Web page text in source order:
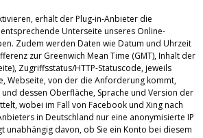
erhält der Plug-in-Anbieter die
Unterseite unseres Online-
Zudem werden Daten wie Datum und Uhrzeit
zur Greenwich Mean Time (GMT), Inhalt der
Zugriffsstatus/HTTP-Statuscode, jeweils
Webseite, von der die Anforderung kommt,
dessen Oberfläche, Sprache und Version der
wobei im Fall von Facebook und Xing nach
in Deutschland nur eine anonymisierte IP
unabhängig davon, ob Sie ein Konto bei diesem